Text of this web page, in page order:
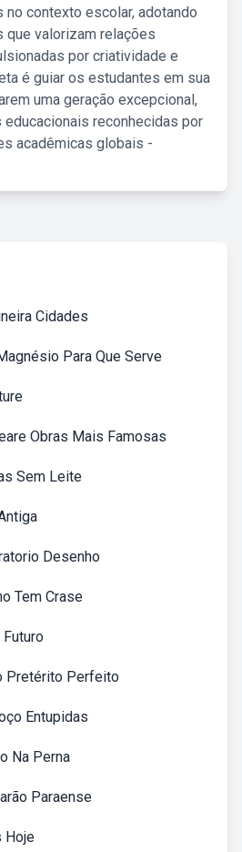
contexto escolar, adotando
que valorizam relações
por criatividade e
é guiar os estudantes em sua
uma geração excepcional,
reconhecidas por
acadêmicas globais -
Cidades
Para Que Serve
Obras Mais Famosas
Sem Leite
Desenho
Tem Crase
Pretérito Perfeito
Entupidas
Na Perna
Paraense
Hoje